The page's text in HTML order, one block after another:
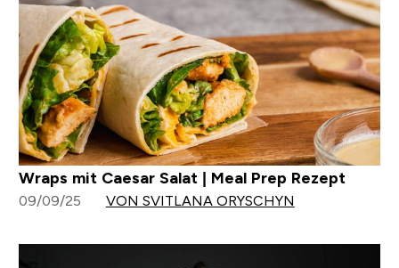
Wraps mit Caesar Salat | Meal Prep Rezept
09/09/25 VON SVITLANA ORYSCHYN